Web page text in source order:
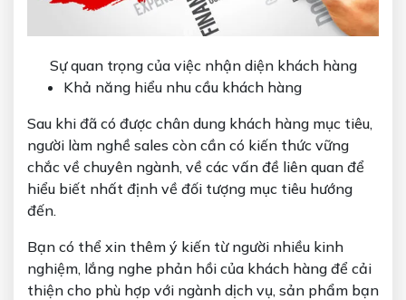
Sự quan trọng của việc nhận diện khách hàng
Khả năng hiểu nhu cầu khách hàng
Sau khi đã có được chân dung khách hàng mục tiêu,
người làm nghề sales còn cần có kiến thức vững
chắc về chuyên ngành, về các vấn đề liên quan để
hiểu biết nhất định về đối tượng mục tiêu hướng
đến.
Bạn có thể xin thêm ý kiến từ người nhiều kinh
nghiệm, lắng nghe phản hồi của khách hàng để cải
thiện cho phù hợp với ngành dịch vụ, sản phẩm bạn